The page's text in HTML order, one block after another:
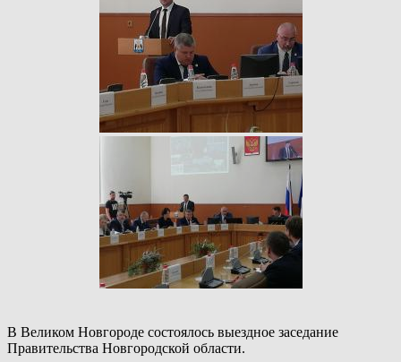
В Великом Новгороде состоялось выездное заседание
Правительства Новгородской области.